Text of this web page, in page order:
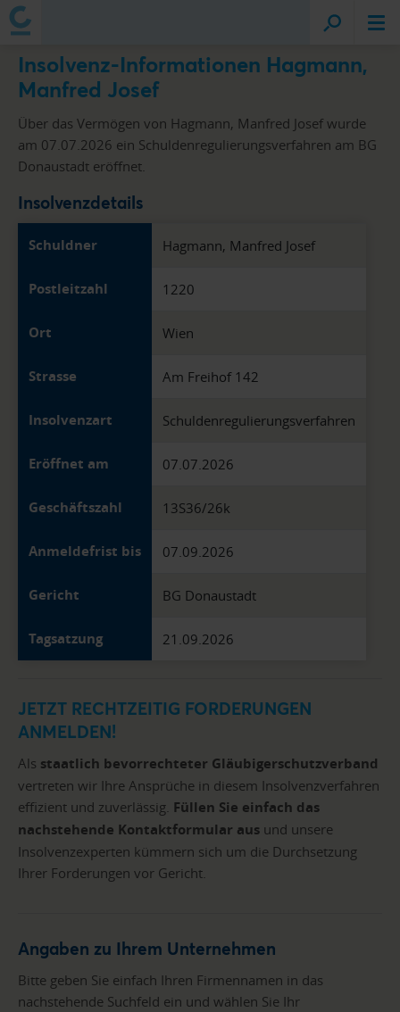
Insolvenz-Informationen Hagmann,
Manfred Josef
Über das Vermögen von Hagmann, Manfred Josef wurde
am 07.07.2026 ein Schuldenregulierungsverfahren am BG
Donaustadt eröffnet.
Insolvenzdetails
Schuldner Hagmann, Manfred Josef
Postleitzahl 1220
Ort Wien
Strasse Am Freihof 142
Insolvenzart Schuldenregulierungsverfahren
Eröffnet am 07.07.2026
Geschäftszahl 13S36/26k
Anmeldefrist bis 07.09.2026
Gericht BG Donaustadt
Tagsatzung 21.09.2026
JETZT RECHTZEITIG FORDERUNGEN
ANMELDEN!
Als staatlich bevorrechteter Gläubigerschutzverband
vertreten wir Ihre Ansprüche in diesem Insolvenzverfahren
effizient und zuverlässig. Füllen Sie einfach das
nachstehende Kontaktformular aus und unsere
Insolvenzexperten kümmern sich um die Durchsetzung
Ihrer Forderungen vor Gericht.
Angaben zu Ihrem Unternehmen
Bitte geben Sie einfach Ihren Firmennamen in das
nachstehende Suchfeld ein und wählen Sie Ihr